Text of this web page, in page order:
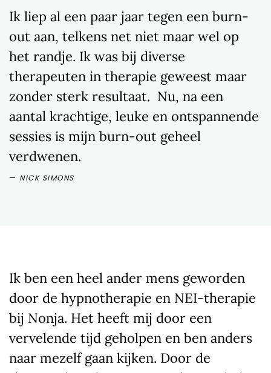
Ik liep al een paar jaar tegen een burn-
out aan, telkens net niet maar wel op
het randje. Ik was bij diverse
therapeuten in therapie geweest maar
zonder sterk resultaat. Nu, na een
aantal krachtige, leuke en ontspannende
sessies is mijn burn-out geheel
verdwenen.
NICK SIMONS
Ik ben een heel ander mens geworden
door de hypnotherapie en NEI-therapie
bij Nonja. Het heeft mij door een
vervelende tijd geholpen en ben anders
naar mezelf gaan kijken. Door de